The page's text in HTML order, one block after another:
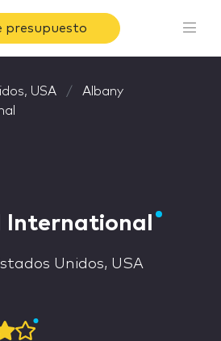
presupuesto
USA
Albany
International
Unidos, USA